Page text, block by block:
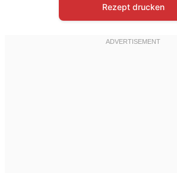
Rezept drucken